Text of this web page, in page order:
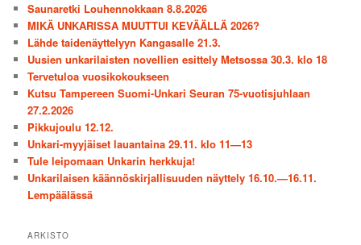
Saunaretki Louhennokkaan 8.8.2026
MIKÄ UNKARISSA MUUTTUI KEVÄÄLLÄ 2026?
Lähde taidenäyttelyyn Kangasalle 21.3.
Uusien unkarilaisten novellien esittely Metsossa 30.3. klo 18
Tervetuloa vuosikokoukseen
Kutsu Tampereen Suomi-Unkari Seuran 75-vuotisjuhlaan
27.2.2026
Pikkujoulu 12.12.
Unkari-myyjäiset lauantaina 29.11. klo 11—13
Tule leipomaan Unkarin herkkuja!
Unkarilaisen käännöskirjallisuuden näyttely 16.10.—16.11.
Lempäälässä
ARKISTO